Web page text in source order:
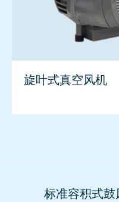
旋叶式真空风机
标准容积式